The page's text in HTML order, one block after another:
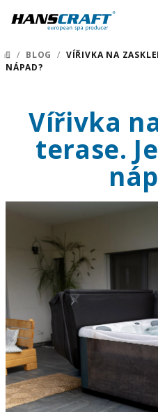
na
DOMŮ
/ BLOG / VÍŘIVKA NA
NÁPAD?
Vířivka
terase.